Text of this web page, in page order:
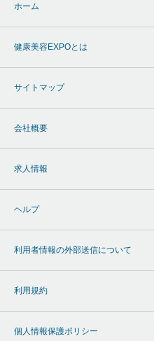
ホーム
健康美容EXPOとは
サイトマップ
会社概要
求人情報
ヘルプ
利用者情報の外部送信について
利用規約
個人情報保護ポリシー